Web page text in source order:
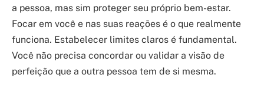
a pessoa, mas sim proteger seu próprio bem-estar.
Focar em você e nas suas reações é o que realmente
funciona. Estabelecer limites claros é fundamental.
Você não precisa concordar ou validar a visão de
perfeição que a outra pessoa tem de si mesma.